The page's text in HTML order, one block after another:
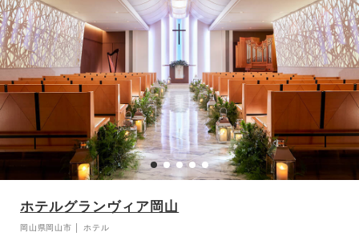
ホテルグランヴィア岡山
岡山県岡山市 │ ホテル